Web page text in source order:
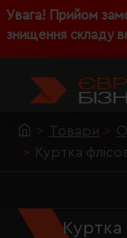
Увага! Прийом
знищення складу
Товари
Куртка
Куртка